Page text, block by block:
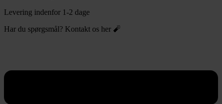
Levering indenfor 1-2 dage
Har du spørgsmål? Kontakt os her 🧨